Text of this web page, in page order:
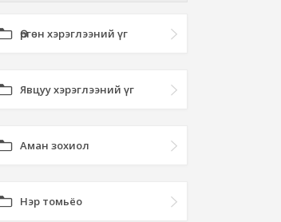
Өргөн хэрэглээний үг
Явцуу хэрэглээний үг
Аман зохиол
Нэр томьёо